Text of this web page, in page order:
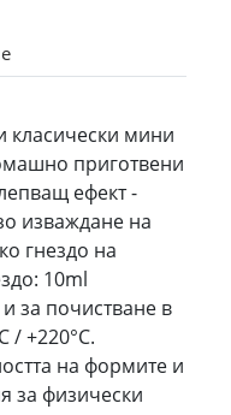
класически мини
приготвени
ефект -
изваждане на
гнездо на
10ml
за почистване в
/ +220°C.
на формите и
за физически